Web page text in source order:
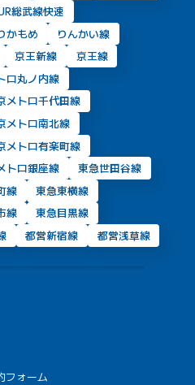
総武線快速
かもめ
りんかい線
京王新線
京王線
ロ丸ノ内線
メトロ千代田線
メトロ南北線
メトロ有楽町線
トロ銀座線
東急世田谷線
線
東急東横線
線
東急目黒線
都営新宿線 都営浅草線
フォーム